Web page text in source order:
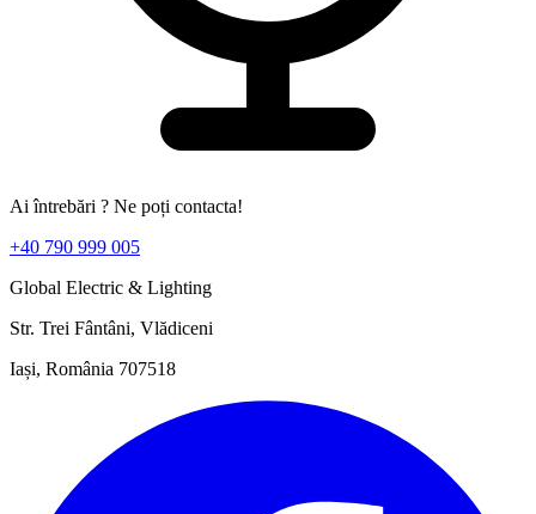
Ai întrebări ? Ne poți contacta!
+40 790 999 005
Global Electric & Lighting
Str. Trei Fântâni, Vlădiceni
Iași, România 707518